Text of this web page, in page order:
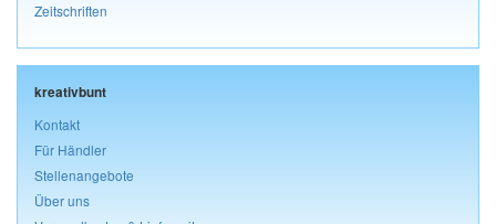
Zeitschriften
kreativbunt
Kontakt
Für Händler
Stellenangebote
Über uns